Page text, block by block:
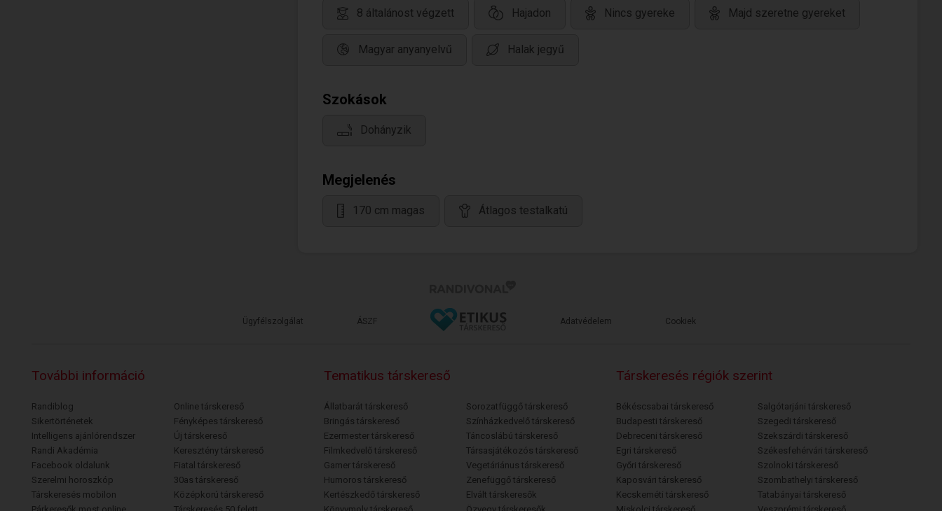
8 általánost végzett Hajadon Nincs gyereke Majd szeretne gyereket
Magyar anyanyelvű Halak jegyű
Szokások
Dohányzik
Megjelenés
170 cm magas Átlagos testalkatú
Ügyfélszolgálat ÁSZF Adatvédelem Cookiek
További információ
Randiblog
Sikertörténetek
Intelligens ajánlórendszer
Randi Akadémia
Facebook oldalunk
Szerelmi horoszkóp
Társkeresés mobilon
Online társkereső
Fényképes társkereső
Új társkereső
Keresztény társkereső
Fiatal társkereső
30as társkereső
Középkorú társkereső
Tematikus társkereső
Állatbarát társkereső
Bringás társkereső
Ezermester társkereső
Filmkedvelő társkereső
Gamer társkereső
Humoros társkereső
Kertészkedő társkereső
Sorozatfüggő társkereső
Színházkedvelő társkereső
Táncoslábú társkereső
Társasjátékozós társkereső
Vegetáriánus társkereső
Zenefüggő társkereső
Elvált társkeresők
Társkeresés régiók szerint
Békéscsabai társkereső
Budapesti társkereső
Debreceni társkereső
Egri társkereső
Győri társkereső
Kaposvári társkereső
Kecskeméti társkereső
Salgótarjáni társkereső
Szegedi társkereső
Szekszárdi társkereső
Székesfehérvári társkereső
Szolnoki társkereső
Szombathelyi társkereső
Tatabányai társkereső